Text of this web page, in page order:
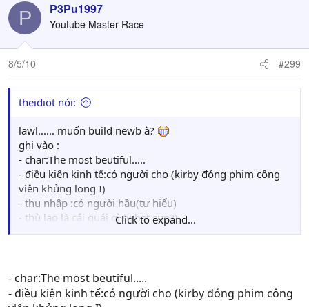
P P3Pu1997
Youtube Master Race
8/5/10 #299
theidiot nói:
lawl...... muốn build newb à?
ghi vào :
- char:The most beutiful.....
- điều kiện kinh tế:có người cho (kirby đóng phim công
viên khủng long I)
- thu nhập :có người hầu(tự hiểu)
- thù lao là cái quái gì (what sup?)
Nói chung có ông đàu trọc lo
Click to expand...
- char:The most beutiful.....
- điều kiện kinh tế:có người cho (kirby đóng phim công